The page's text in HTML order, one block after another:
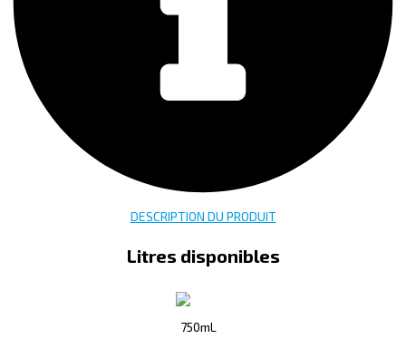
DESCRIPTION DU PRODUIT
Litres disponibles
750mL